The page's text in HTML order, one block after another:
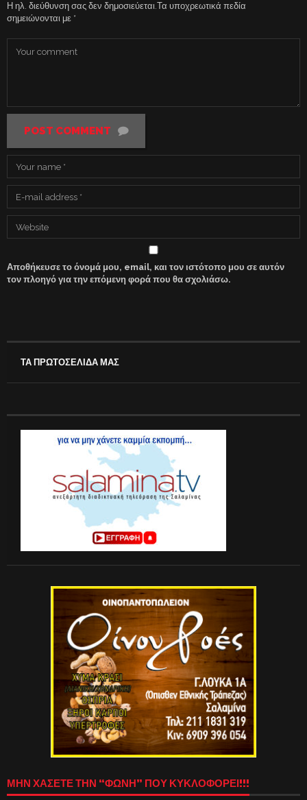
Η ηλ. διεύθυνση σας δεν δημοσιεύεται.Τα υποχρεωτικά πεδία
σημειώνονται με *
POST COMMENT
Αποθήκευσε το όνομά μου, email, και τον ιστότοπο μου σε αυτόν
τον πλοηγό για την επόμενη φορά που θα σχολιάσω.
ΤΑ ΠΡΩΤΟΣΕΛΙΔΑ ΜΑΣ
ΜΗΝ ΧΑΣΕΤΕ ΤΗΝ “ΦΩΝΗ” ΠΟΥ ΚΥΚΛΟΦΟΡΕΙ!!!